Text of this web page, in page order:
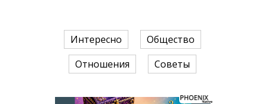
Интересно
Общество
Отношения
Советы